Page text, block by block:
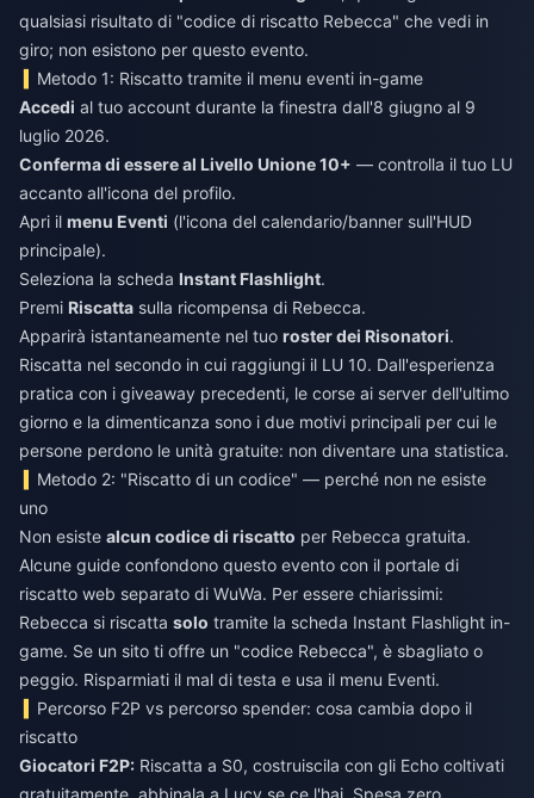
qualsiasi risultato di "codice di riscatto Rebecca" che vedi in
giro; non esistono per questo evento.
Metodo 1: Riscatto tramite il menu eventi in-game
Accedi al tuo account durante la finestra dall'8 giugno al 9
luglio 2026.
Conferma di essere al Livello Unione 10+ — controlla il tuo LU
accanto all'icona del profilo.
Apri il menu Eventi (l'icona del calendario/banner sull'HUD
principale).
Seleziona la scheda Instant Flashlight.
Premi Riscatta sulla ricompensa di Rebecca.
Apparirà istantaneamente nel tuo roster dei Risonatori.
Riscatta nel secondo in cui raggiungi il LU 10. Dall'esperienza
pratica con i giveaway precedenti, le corse ai server dell'ultimo
giorno e la dimenticanza sono i due motivi principali per cui le
persone perdono le unità gratuite: non diventare una statistica.
Metodo 2: "Riscatto di un codice" — perché non ne esiste
uno
Non esiste alcun codice di riscatto per Rebecca gratuita.
Alcune guide confondono questo evento con il portale di
riscatto web separato di WuWa. Per essere chiarissimi:
Rebecca si riscatta solo tramite la scheda Instant Flashlight in-
game. Se un sito ti offre un "codice Rebecca", è sbagliato o
peggio. Risparmiati il mal di testa e usa il menu Eventi.
Percorso F2P vs percorso spender: cosa cambia dopo il
riscatto
Giocatori F2P: Riscatta a S0, costruiscila con gli Echo coltivati